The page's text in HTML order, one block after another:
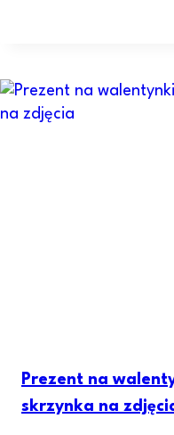
Prezent na
skrzynka na